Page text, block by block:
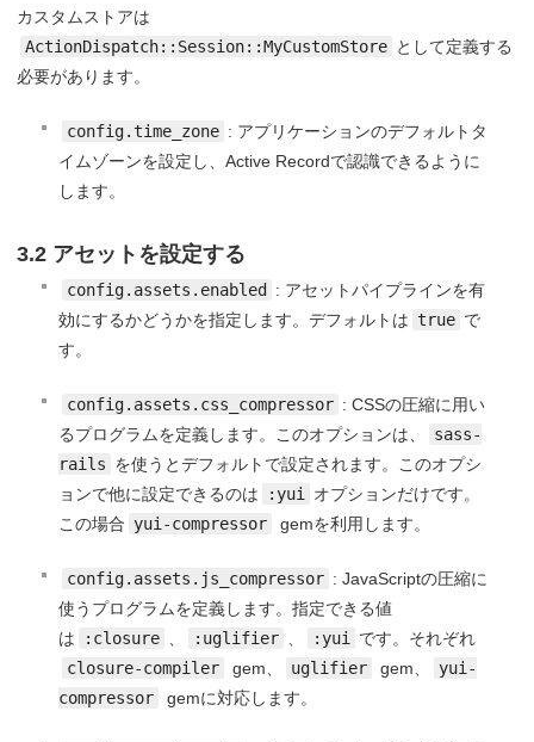
カスタムストアは
ActionDispatch::Session::MyCustomStore として定義する
必要があります。
config.time_zone : アプリケーションのデフォルトタ
イムゾーンを設定し、Active Recordで認識できるように
します。
3.2 アセットを設定する
config.assets.enabled
: アセットパイプラインを有
効にするかどうかを指定します。デフォルトは true で
す。
config.assets.css_compressor : CSSの圧縮に用い
るプログラムを定義します。このオプションは、
sass-
rails を使うとデフォルトで設定されます。このオプシ
ョンで他に設定できるのは
:yui オプションだけです。
この場合 yui-compressor gemを利用します。
config.assets.js_compressor : JavaScriptの圧縮に
使うプログラムを定義します。指定できる値
は
:closure 、 :uglifier 、 :yui です。それぞれ
closure-compiler
gem、 uglifier gem、
yui-
compressor
gemに対応します。